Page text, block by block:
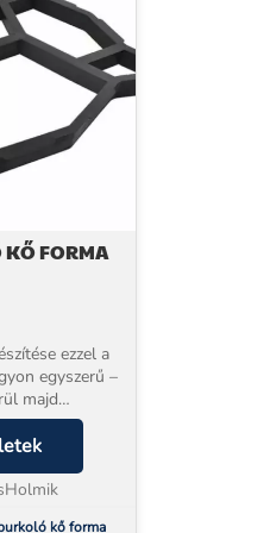
KŐ FORMA
ezzel a
egyszerű –
majd
hatás
elő kell
simítással,
kő forma